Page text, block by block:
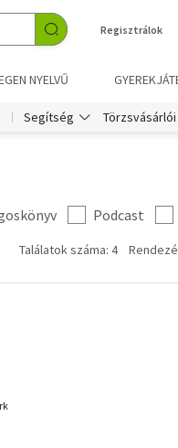
Regisztrálok
NYELVŰ
Segítség
Podcast
Találatok száma: 4